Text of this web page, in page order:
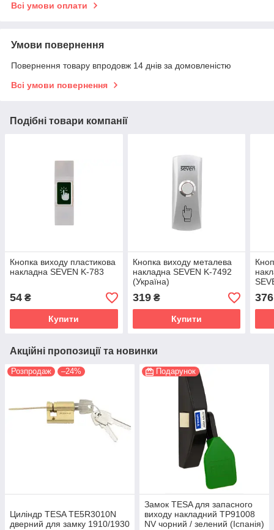
Всі умови оплати
Умови повернення
Повернення товару впродовж 14 днів за домовленістю
Всі умови повернення
Подібні товари компанії
Кнопка виходу пластикова
накладна SEVEN K-783
54 ₴
Купити
Кнопка виходу металева
накладна SEVEN K-7492
(Україна)
319₴
Купити
376
Акційні пропозиції та новинки
Розпродаж –24%
Циліндр TESA TE5R3010N
дверний для замку 1910/1930
Подарунок
Замок TESA для запасного
виходу накладний TP91008
NV чорний / зелений (Іспанія)